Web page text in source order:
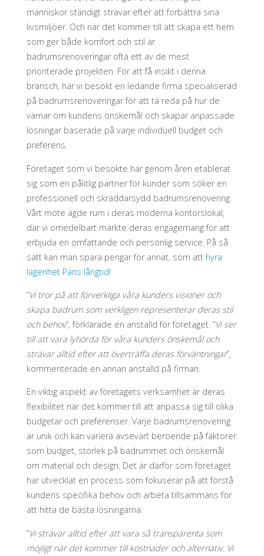
kropp
och
människor ständigt strävar efter att förbättra sina
livsmiljöer. Och när det kommer till att skapa ett hem
som ger både komfort och stil är
badrumsrenoveringar ofta ett av de mest
prioriterade projekten. För att få insikt i denna
bransch, har vi besökt en ledande firma specialiserad
på badrumsrenoveringar för att ta reda på hur de
värnar om kundens önskemål och skapar anpassade
lösningar baserade på varje individuell budget och
preferens.
Företaget som vi besökte har genom åren etablerat
sig som en pålitlig partner för kunder som söker en
professionell och skräddarsydd badrumsrenovering.
Vårt möte ägde rum i deras moderna kontorslokal,
där vi omedelbart märkte deras engagemang för att
erbjuda en omfattande och personlig service. På så
sätt kan man spara pengar för annat, som att hyra
lägenhet Paris långtid!
”Vi tror på att förverkliga våra kunders visioner och
skapa badrum som verkligen representerar deras stil
och behov”, förklarade en anställd för företaget. ”Vi ser
till att vara lyhörda för våra kunders önskemål och
strävar alltid efter att överträffa deras förväntningar”,
kommenterade en annan anställd på firman.
En viktig aspekt av företagets verksamhet är deras
flexibilitet när det kommer till att anpassa sig till olika
budgetar och preferenser. Varje badrumsrenovering
är unik och kan variera avsevärt beroende på faktorer
som budget, storlek på badrummet och önskemål
om material och design. Det är därför som företaget
har utvecklat en process som fokuserar på att förstå
kundens specifika behov och arbeta tillsammans för
att hitta de bästa lösningarna.
”Vi strävar alltid efter att vara så transparenta som
möjligt när det kommer till kostnader och alternativ. Vi